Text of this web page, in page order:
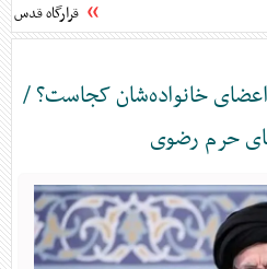
قرارگاه قدس
خانواده‌شان کجاست؟ /
حرم رضوی